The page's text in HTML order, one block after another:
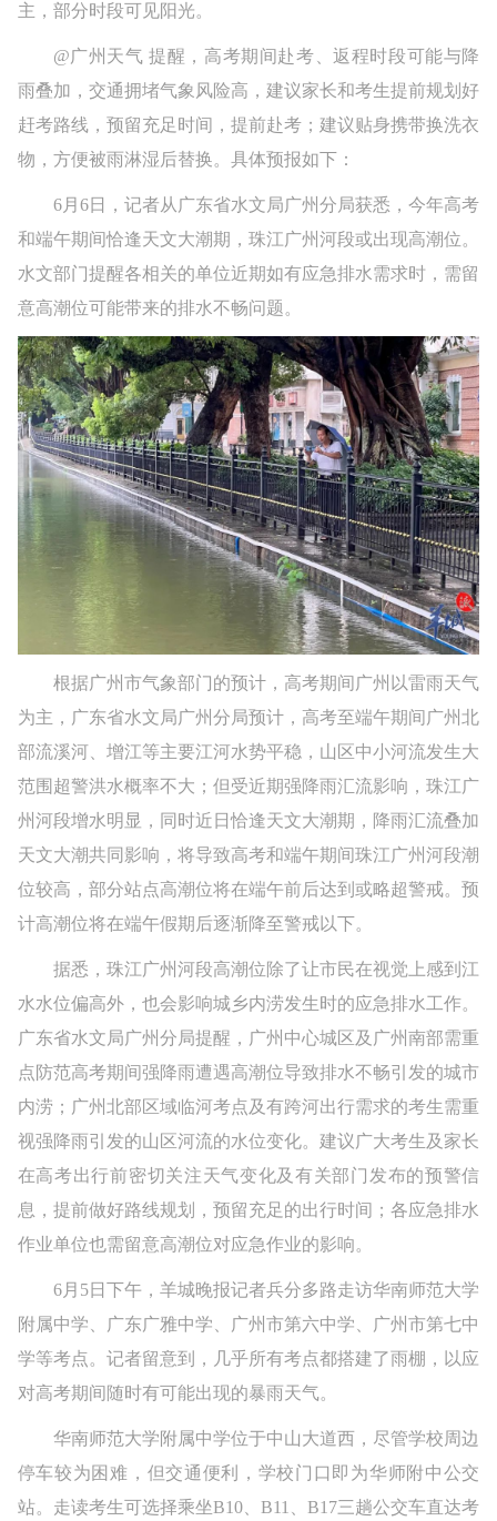
主，部分时段可见阳光。
@广州天气 提醒，高考期间赴考、返程时段可能与降
雨叠加，交通拥堵气象风险高，建议家长和考生提前规划好
赶考路线，预留充足时间，提前赴考；建议贴身携带换洗衣
物，方便被雨淋湿后替换。具体预报如下：
6月6日，记者从广东省水文局广州分局获悉，今年高考
和端午期间恰逢天文大潮期，珠江广州河段或出现高潮位。
水文部门提醒各相关的单位近期如有应急排水需求时，需留
意高潮位可能带来的排水不畅问题。
根据广州市气象部门的预计，高考期间广州以雷雨天气
为主，广东省水文局广州分局预计，高考至端午期间广州北
部流溪河、增江等主要江河水势平稳，山区中小河流发生大
范围超警洪水概率不大；但受近期强降雨汇流影响，珠江广
州河段增水明显，同时近日恰逢天文大潮期，降雨汇流叠加
天文大潮共同影响，将导致高考和端午期间珠江广州河段潮
位较高，部分站点高潮位将在端午前后达到或略超警戒。预
计高潮位将在端午假期后逐渐降至警戒以下。
据悉，珠江广州河段高潮位除了让市民在视觉上感到江
水水位偏高外，也会影响城乡内涝发生时的应急排水工作。
广东省水文局广州分局提醒，广州中心城区及广州南部需重
点防范高考期间强降雨遭遇高潮位导致排水不畅引发的城市
内涝；广州北部区域临河考点及有跨河出行需求的考生需重
视强降雨引发的山区河流的水位变化。建议广大考生及家长
在高考出行前密切关注天气变化及有关部门发布的预警信
息，提前做好路线规划，预留充足的出行时间；各应急排水
作业单位也需留意高潮位对应急作业的影响。
6月5日下午，羊城晚报记者兵分多路走访华南师范大学
附属中学、广东广雅中学、广州市第六中学、广州市第七中
学等考点。记者留意到，几乎所有考点都搭建了雨棚，以应
对高考期间随时有可能出现的暴雨天气。
华南师范大学附属中学位于中山大道西，尽管学校周边
停车较为困难，但交通便利，学校门口即为华师附中公交
站。走读考生可选择乘坐B10、B11、B17三趟公交车直达考